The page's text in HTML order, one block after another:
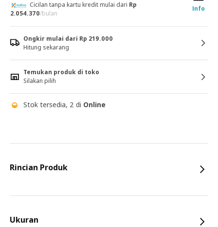
Info
Cicilan tanpa kartu kredit mulai dari Rp
2.054.370/bulan
Ongkir mulai dari Rp 219.000
Hitung sekarang
Temukan produk di toko
Silakan pilih
Stok tersedia, 2 di Online
Rincian Produk
Ukuran